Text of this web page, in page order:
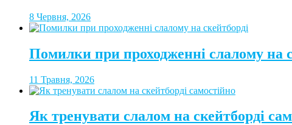
8 Червня, 2026
Помилки при проходженні слалому на
11 Травня, 2026
Як тренувати слалом на скейтборді